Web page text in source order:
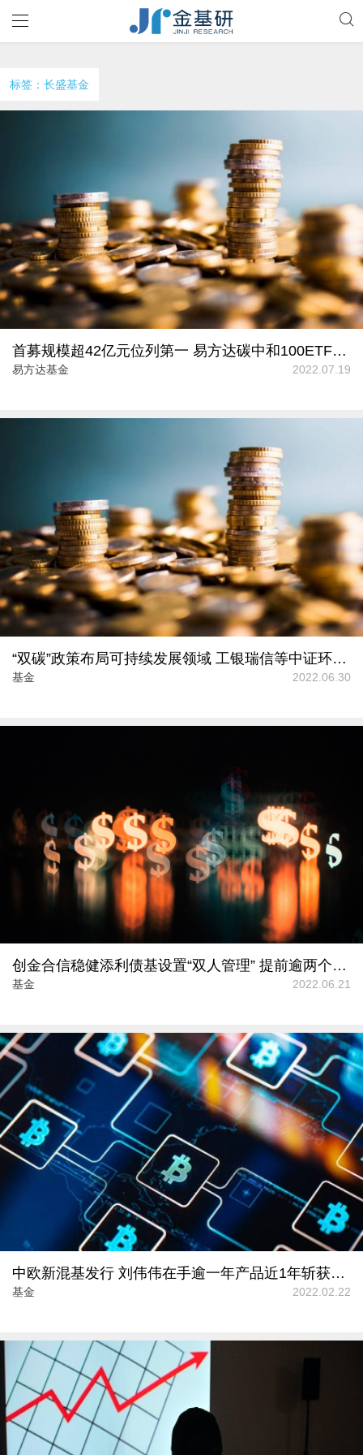
标签：长盛基金
首募规模超42亿元位列第一 易方达碳中和100ETF上市交易
易方达基金 2022.07.19
“双碳”政策布局可持续发展领域 工银瑞信等中证环交所碳中和ETF获批
基金 2022.06.30
创金合信稳健添利债基设置“双人管理” 提前逾两个月结募
基金 2022.06.21
中欧新混基发行 刘伟伟在手逾一年产品近1年斩获正收益排名优秀
基金 2022.02.22